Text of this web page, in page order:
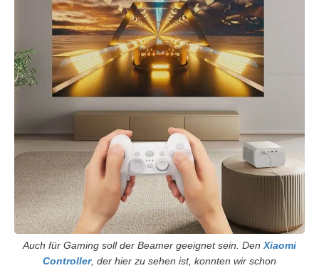
Auch für Gaming soll der Beamer geeignet sein. Den Xiaomi
Controller, der hier zu sehen ist, konnten wir schon